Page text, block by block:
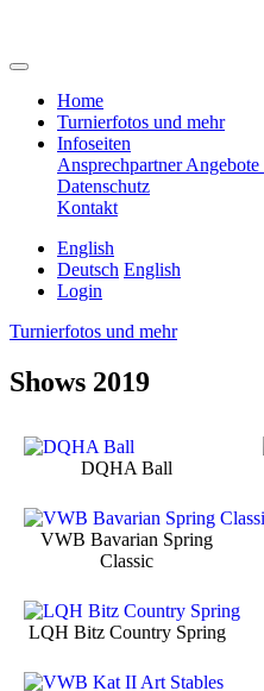
Home
Turnierfotos und mehr
Infoseiten
AnsprechpartnerAngebote
Datenschutz
Kontakt
English
Deutsch English
Login
Turnierfotos und mehr
Shows 2019
DQHA Ball
VWB Bavarian Spring
Classic
LQH Bitz Country Spring